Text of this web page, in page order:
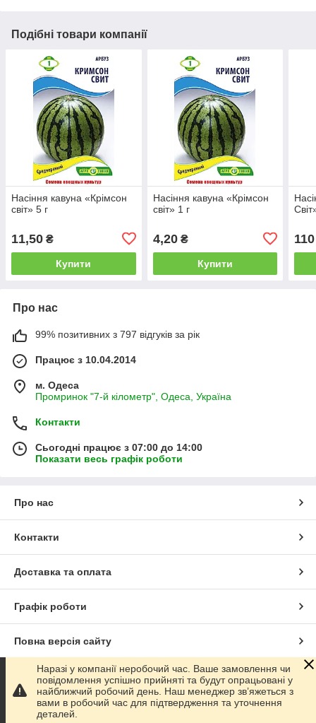
Подібні товари компанії
Насіння кавуна «Крімсон
світ» 5 г
11,50 ₴
Купити
Насіння кавуна «Крімсон
світ» 1 г
4,20₴
Купити
110
Про нас
99% позитивних з 797 відгуків за рік
Працює з 10.04.2014
м. Одеса
Промринок "7-й кілометр", Одеса, Україна
Контакти
Сьогодні працює з 07:00 до 14:00
Показати весь графік роботи
Про нас
Контакти
Доставка та оплата
Графік роботи
Повна версія сайту
Сайт створено на маркетплейсі Prom.ua
Політика конфіденційності
Наразі у компанії неробочий час. Ваше замовлення чи
повідомлення успішно прийняті та будут опрацьовані у
найближчий робочий день. Наш менеджер зв’яжеться з
вами в робочий час для підтвердження та уточнення
деталей.